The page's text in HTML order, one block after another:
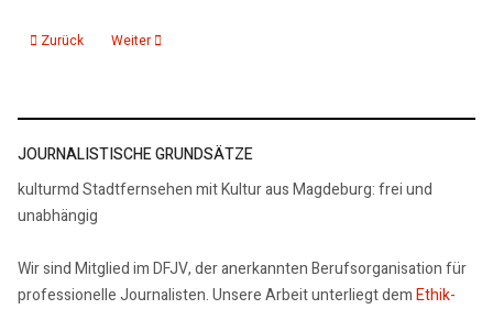
Vorheriger Beitrag: Interview: Roland Berbig - Auslaufmodell "DDR-Literatur"
Zurück Nächster Beitrag: Gedenkstätte Deutsche Teilung Marienborn
Weiter
JOURNALISTISCHE GRUNDSÄTZE
kulturmd Stadtfernsehen mit Kultur aus Magdeburg: frei und
unabhängig
Wir sind Mitglied im DFJV, der anerkannten Berufsorganisation für
professionelle Journalisten. Unsere Arbeit unterliegt demEthik-